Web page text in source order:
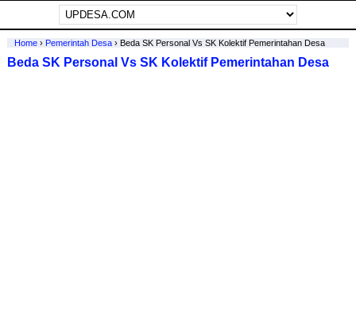
Home› Pemerintah Desa› Beda SK Personal Vs SK Kolektif Pemerintahan Desa
Beda SK Personal Vs SK Kolektif Pemerintahan Desa